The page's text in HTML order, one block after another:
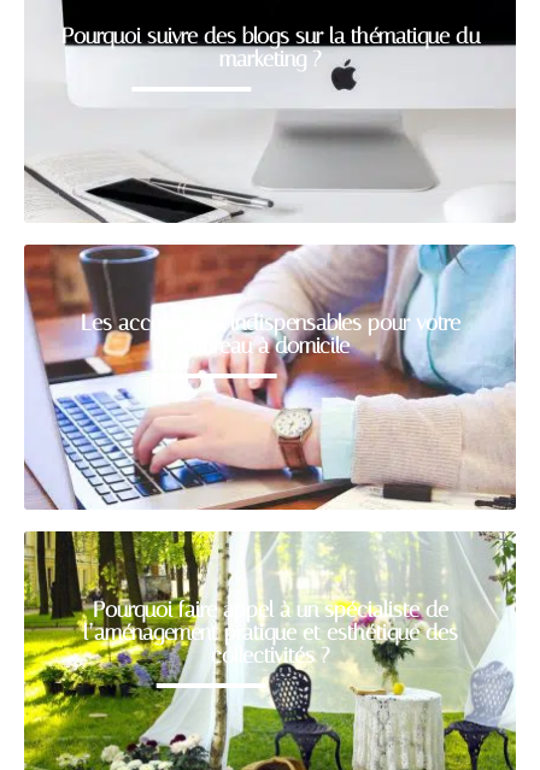
Pourquoi suivre des blogs sur la thématique du
marketing ?
Les accessoires indispensables pour votre
bureau à domicile
Pourquoi faire appel à un spécialiste de
l’aménagement pratique et esthétique des
collectivités ?